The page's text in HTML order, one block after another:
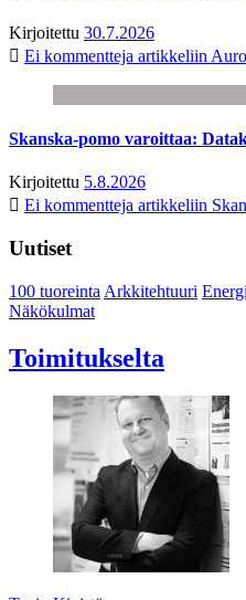
Kirjoitettu 30.7.2026
Ei kommentteja artikkeliin
Skanska-pomo varoittaa:
Kirjoitettu 5.8.2026
Ei kommentteja artikkeliin
Uutiset
100 tuoreinta Arkkitehtuuri
Näkökulmat
Toimitukselta